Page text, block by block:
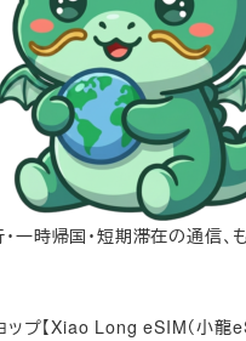
一時帰国・短期滞在の通信、
ップ【Xiao Long eSIM（小龍